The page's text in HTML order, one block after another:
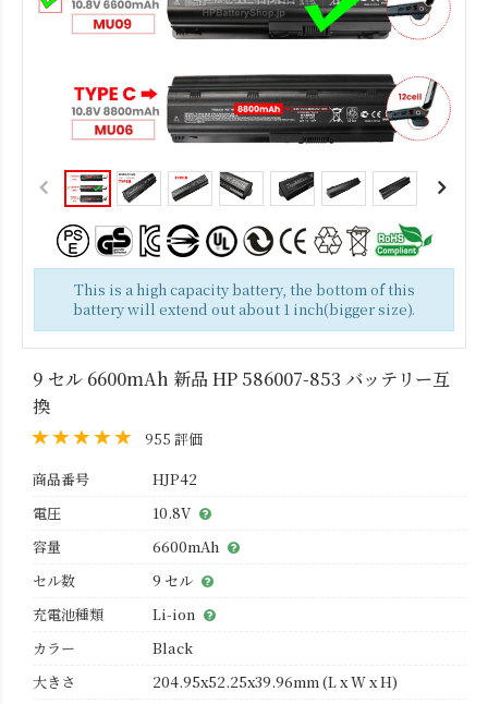
This is a high capacity battery, the bottom of this
battery will extend out about 1 inch(bigger size).
9 セル 6600mAh 新品 HP 586007-853 バッテリー互
換
955 評価
商品番号
HJP42
電圧
10.8V
容量
6600mAh
セル数
9 セル
充電池種類
Li-ion
カラー
Black
大きさ
204.95x52.25x39.96mm (L x W x H)